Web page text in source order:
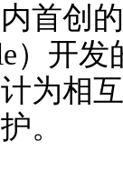
首创
）开
为相
。